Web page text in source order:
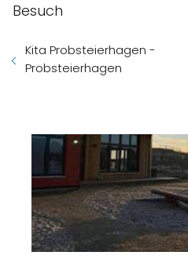
Besuch
Kita Probsteierhagen -
Probsteierhagen